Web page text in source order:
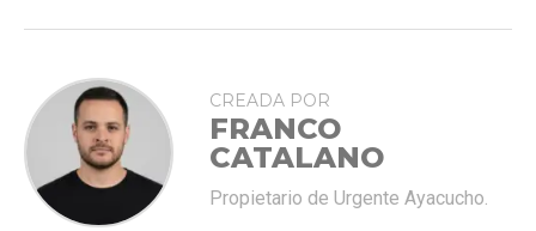
CREADA POR
FRANCO
CATALANO
Propietario de Urgente Ayacucho.